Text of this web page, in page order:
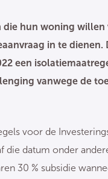
hun woning
in te
een
vanwege de
voor de
die datum onder
30 % subsidie